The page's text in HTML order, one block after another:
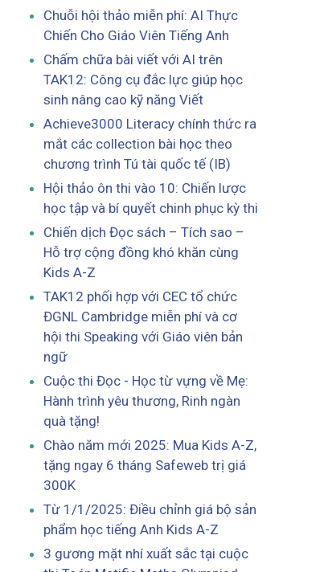
Chuỗi hội thảo miễn phí: AI Thực
Chiến Cho Giáo Viên Tiếng Anh
Chấm chữa bài viết với AI trên
TAK12: Công cụ đắc lực giúp học
sinh nâng cao kỹ năng Viết
Achieve3000 Literacy chính thức ra
mắt các collection bài học theo
chương trình Tú tài quốc tế (IB)
Hội thảo ôn thi vào 10: Chiến lược
học tập và bí quyết chinh phục kỳ thi
Chiến dịch Đọc sách – Tích sao –
Hỗ trợ cộng đồng khó khăn cùng
Kids A-Z
TAK12 phối hợp với CEC tổ chức
ĐGNL Cambridge miễn phí và cơ
hội thi Speaking với Giáo viên bản
ngữ
Cuộc thi Đọc - Học từ vựng về Mẹ:
Hành trình yêu thương, Rinh ngàn
quà tặng!
Chào năm mới 2025: Mua Kids A-Z,
tặng ngay 6 tháng Safeweb trị giá
300K
Từ 1/1/2025: Điều chỉnh giá bộ sản
phẩm học tiếng Anh Kids A-Z
3 gương mặt nhí xuất sắc tại cuộc